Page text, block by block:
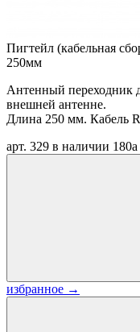
Пигтейл (кабельная
250мм
Антенный переходник
внешней антенне.
Длина 250 мм. Кабель
арт. 329 в наличии 180a
избранное →